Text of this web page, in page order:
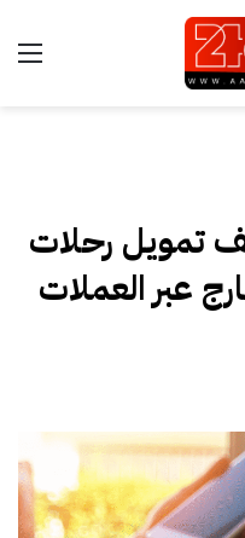
تمويل رحلات
عبر العملات